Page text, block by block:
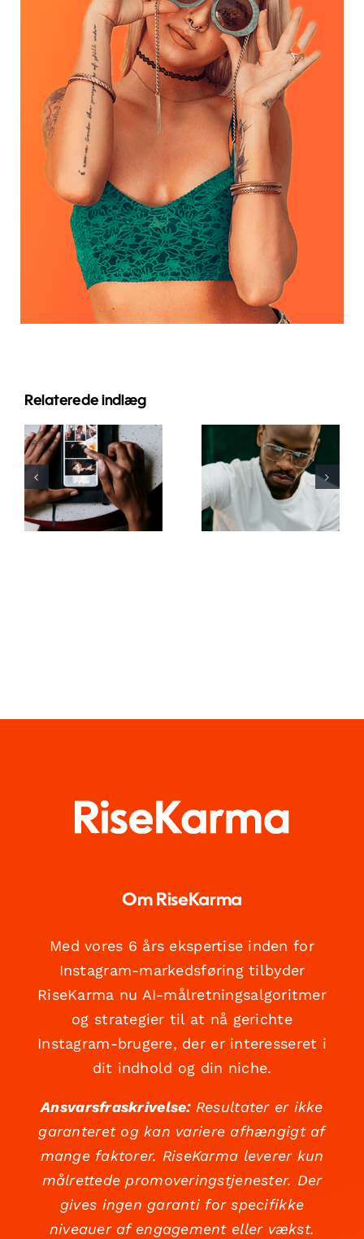
Relaterede indlæg
Bedste apps
til at
animere
fotos til
fængende
Facebook-
Top 17
Avancerede
Tips til at
Forstå
TikTok
Om RiseKarma
Med vores 6 års ekspertise inden for
Instagram-markedsføring tilbyder
RiseKarma nu AI-målretningsalgoritmer
og strategier til at nå gerichte
Instagram-brugere, der er interesseret i
dit indhold og din niche.
Ansvarsfraskrivelse:Resultater er ikke
garanteret og kan variere afhængigt af
mange faktorer. RiseKarma leverer kun
målrettede promoveringstjenester. Der
gives ingen garanti for specifikke
niveauer af engagement eller vækst.